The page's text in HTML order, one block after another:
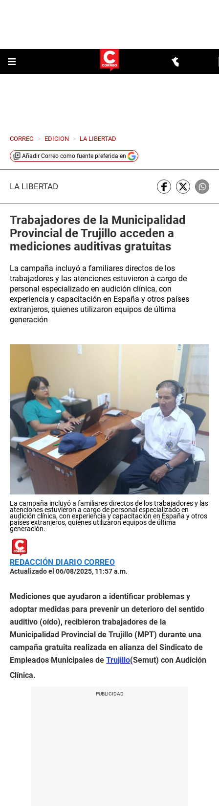
CORREO > EDICION > LA LIBERTAD
Añadir Correo como fuente preferida en
LA LIBERTAD
Trabajadores de la Municipalidad
Provincial de Trujillo acceden a
mediciones auditivas gratuitas
La campaña incluyó a familiares directos de los
trabajadores y las atenciones estuvieron a cargo de
personal especializado en audición clínica, con
experiencia y capacitación en España y otros países
extranjeros, quienes utilizaron equipos de última
generación
La campaña incluyó a familiares directos de los trabajadores y las
atenciones estuvieron a cargo de personal especializado en
audición clínica, con experiencia y capacitación en España y otros
países extranjeros, quienes utilizaron equipos de última
generación.
REDACCIÓN DIARIO CORREO
Actualizado el 06/08/2025, 11:57 a.m.
Mediciones que ayudaron a identificar problemas y
adoptar medidas para prevenir un deterioro del sentido
auditivo (oído), recibieron trabajadores de la
Municipalidad Provincial de Trujillo (MPT) durante una
campaña gratuita realizada en alianza del Sindicato de
Empleados Municipales de Trujillo(Semut) con Audición
Clínica.